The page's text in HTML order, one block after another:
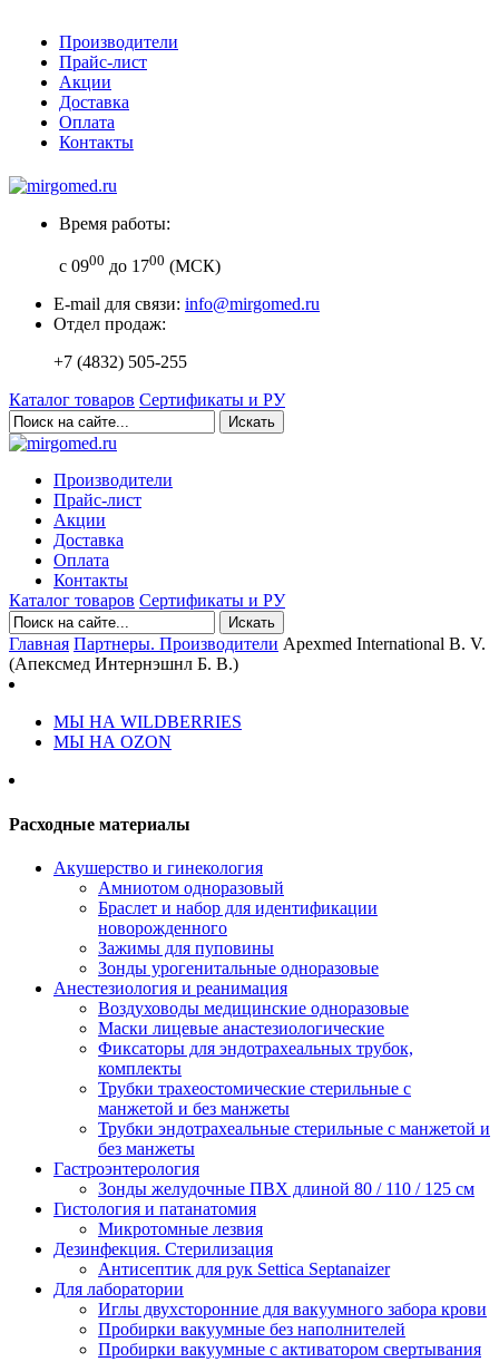
Производители
Прайс-лист
Акции
Доставка
Оплата
Контакты
Время работы:
с 0900 до 1700 (МСК)
E-mail для связи: info@mirgomed.ru
Отдел продаж:
+7 (4832) 505-255
Каталог товаров Сертификаты и РУ
Искать
Производители
Прайс-лист
Акции
Доставка
Оплата
Контакты
Каталог товаров Сертификаты и РУ
Искать
Главная Партнеры. Производители Apexmed International B. V.
(Апексмед Интернэшнл Б. В.)
МЫ НА WILDBERRIES
МЫ НА OZON
Расходные материалы
Акушерство и гинекология
Амниотом одноразовый
Браслет и набор для идентификации
новорожденного
Зажимы для пуповины
Зонды урогенитальные одноразовые
Анестезиология и реанимация
Воздуховоды медицинские одноразовые
Маски лицевые анастезиологические
Фиксаторы для эндотрахеальных трубок,
комплекты
Трубки трахеостомические стерильные с
манжетой и без манжеты
Трубки эндотрахеальные стерильные с манжетой и
без манжеты
Гастроэнтерология
Зонды желудочные ПВХ длиной 80 / 110 / 125 см
Гистология и патанатомия
Микротомные лезвия
Дезинфекция. Стерилизация
Антисептик для рук Settica Septanaizer
Для лаборатории
Иглы двухсторонние для вакуумного забора крови
Пробирки вакуумные без наполнителей
Пробирки вакуумные с активатором свертывания